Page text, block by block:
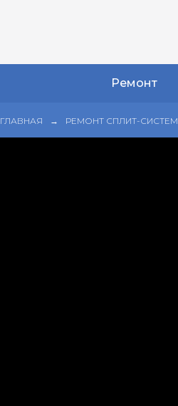
Ремонт
ГЛАВНАЯ → РЕМОНТ СПЛИТ-СИСТЕМ